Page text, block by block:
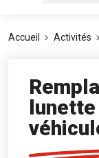
Accueil Activités